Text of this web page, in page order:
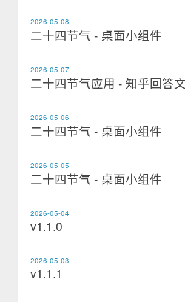
2026-05-08
二十四节气 - 桌面小组件
2026-05-07
二十四节气应用 - 知乎回答
2026-05-06
二十四节气 - 桌面小组件
2026-05-05
二十四节气 - 桌面小组件
2026-05-04
v1.1.0
2026-05-03
v1.1.1